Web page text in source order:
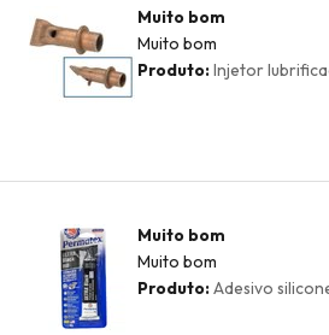
Muito bom
Muito bom
Produto:Injetor
Muito bom
Muito bom
Produto:Adesivo